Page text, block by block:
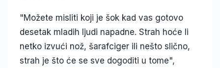
"Možete misliti koji je šok kad vas gotovo
desetak mladih ljudi napadne. Strah hoće li
netko izvući nož, šarafciger ili nešto slično,
strah je što će se sve dogoditi u tome",